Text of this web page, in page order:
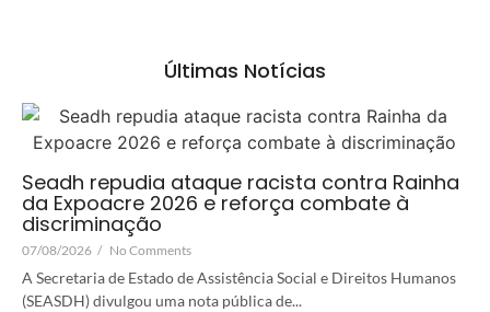
Últimas Notícias
Seadh repudia ataque racista contra Rainha
da Expoacre 2026 e reforça combate à
discriminação
07/08/2026 / No Comments
A Secretaria de Estado de Assistência Social e Direitos Humanos
(SEASDH) divulgou uma nota pública de...